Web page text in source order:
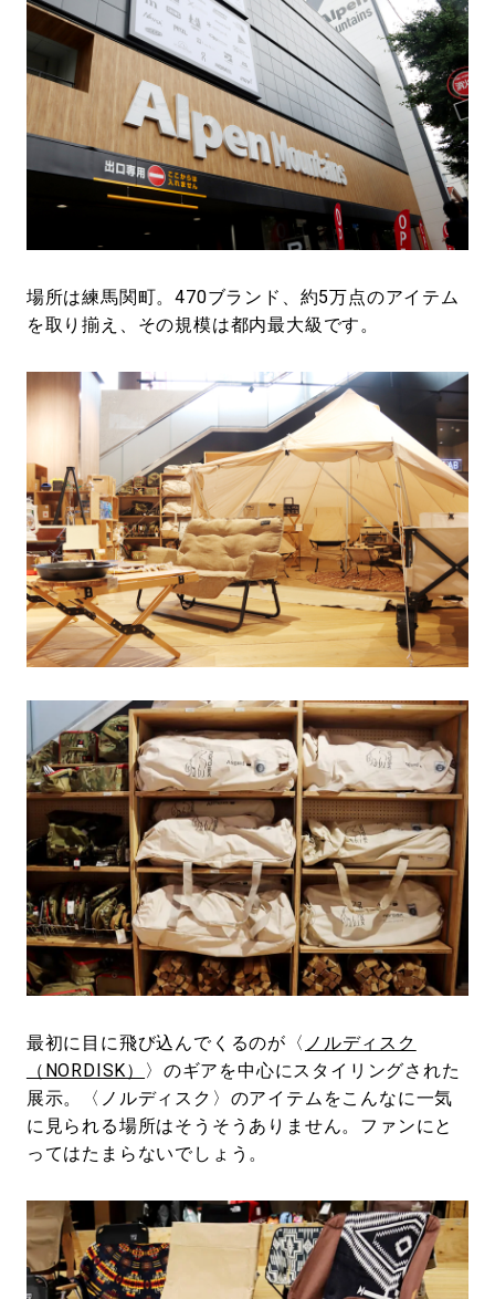
場所は練馬関町。470ブランド、約5万点のアイテム
を取り揃え、その規模は都内最大級です。
最初に目に飛び込んでくるのが〈 ノルディスク
（NORDISK）
〉のギアを中心にスタイリングされた
展示。〈ノルディスク〉のアイテムをこんなに一気
に見られる場所はそうそうありません。ファンにと
ってはたまらないでしょう。